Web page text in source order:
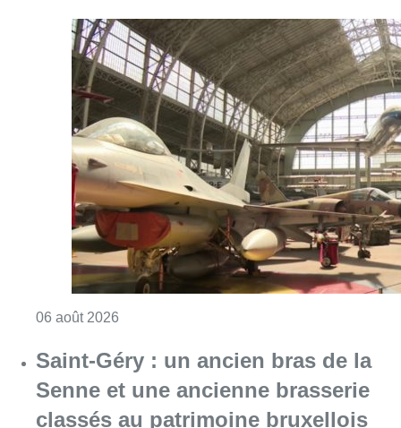
06 août 2026
Saint-Géry : un ancien bras de la
Senne et une ancienne brasserie
classés au patrimoine bruxellois